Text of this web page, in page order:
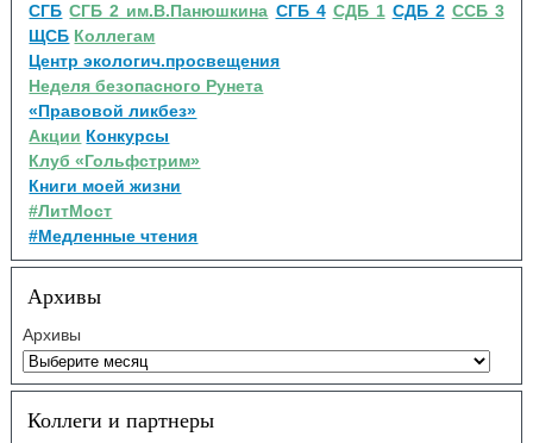
СГБ СГБ 2 им.В.Панюшкина СГБ 4 СДБ 1 СДБ 2 ССБ 3
ЩСБ Коллегам
Центр экологич.просвещения
Неделя безопасного Рунета
«Правовой ликбез»
Акции Конкурсы
Клуб «Гольфстрим»
Книги моей жизни
#ЛитМост
#Медленные чтения
Архивы
Архивы
Коллеги и партнеры